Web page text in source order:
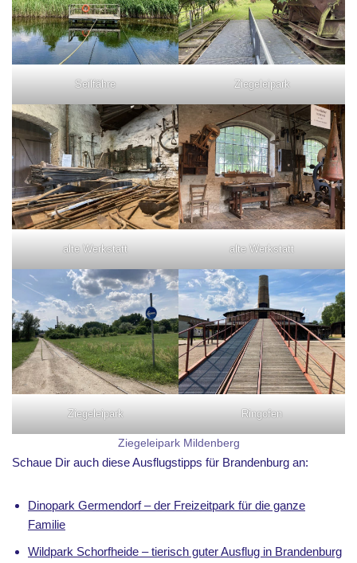
Seilfähre Ziegeleipark
alte Werkstatt alte Werkstatt
Ziegeleipark Ringofen
Ziegeleipark Mildenberg
Schaue Dir auch diese Ausflugstipps für Brandenburg an:
Dinopark Germendorf – der Freizeitpark für die ganze
Familie
Wildpark Schorfheide – tierisch guter Ausflug in Brandenburg